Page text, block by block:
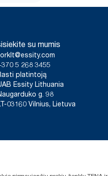
su mumis
5 268 3455
platintoją
Essity Lithuania
g. 98
03160 Vilnius, Lietuva